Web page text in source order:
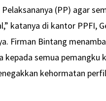
(PP) agar
katanya di kantor PPFI,
Firman Bintang
kepada semua pemangku
kehormatan